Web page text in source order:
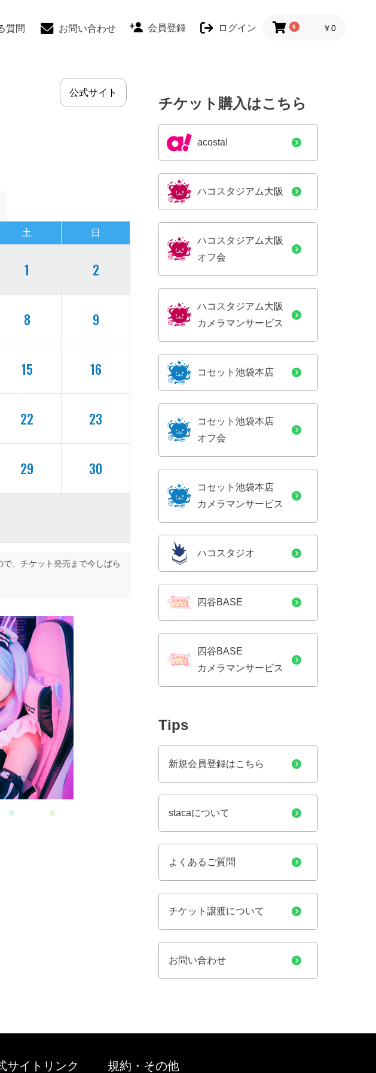
質問 お問い合わせ 会員登録 ログイン 0 ￥0
公式サイト
土 日
1 2
8 9
15 16
22 23
29 30
、チケット発売まで今しばら
チケット購入はこちら
acosta!
ハコスタジアム大阪
ハコスタジアム大阪
オフ会
ハコスタジアム大阪
カメラマンサービス
コセット池袋本店
コセット池袋本店
オフ会
コセット池袋本店
カメラマンサービス
ハコスタジオ
四谷BASE
四谷BASE
カメラマンサービス
Tips
新規会員登録はこちら
stacaについて
よくあるご質問
チケット譲渡について
お問い合わせ
サイトリンク 規約・その他